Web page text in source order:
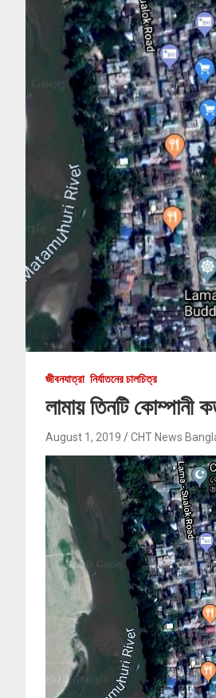
জীবনযাত্রা নির্যাতনের চালচিত্র
লামায় তিনটি কোম্পানী
August 1, 2019 CHT News